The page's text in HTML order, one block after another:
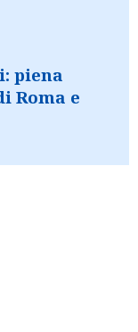
piena
Roma e